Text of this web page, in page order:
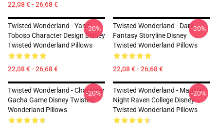
22,08 € - 26,68 €
Twisted Wonderland - Yana
Toboso Character Design Disney
Twisted Wonderland Pillows
22,08 € - 26,68 €
-20%
Twisted Wonderland - Dark
Fantasy Storyline Disney
Twisted Wonderland Pillows
22,08 € - 26,68 €
-20%
Twisted Wonderland - Character
Gacha Game Disney Twisted
Wonderland Pillows
-20%
Twisted Wonderland - Magical
Night Raven College Disney
Twisted Wonderland Pillows
-20%